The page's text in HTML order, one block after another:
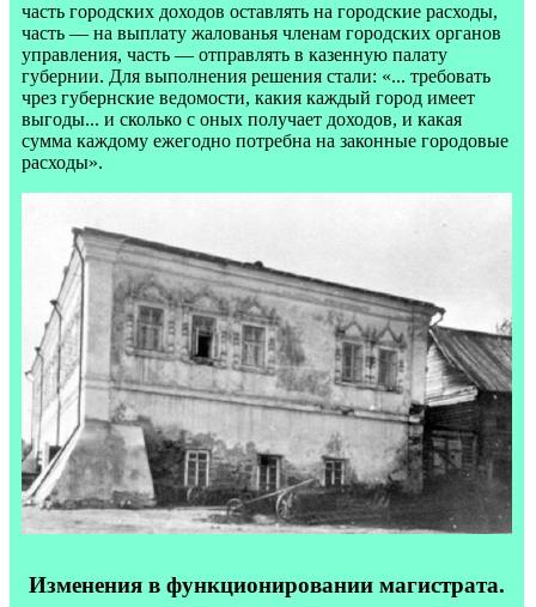
часть городских доходов оставлять на городские расходы,
часть — на выплату жалованья членам городских органов
управления, часть — отправлять в казенную палату
губернии. Для выполнения решения стали: «... требовать
чрез губернские ведомости, какия каждый город имеет
выгоды... и сколько с оных получает доходов, и какая
сумма каждому ежегодно потребна на законные городовые
расходы».
Изменения в функционировании магистрата.